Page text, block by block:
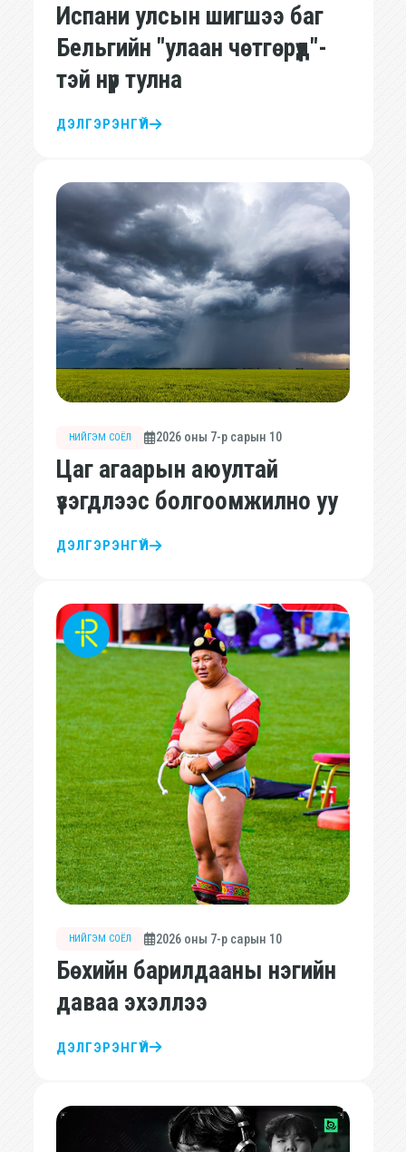
Испани улсын шигшээ баг
Бельгийн "улаан чөтгөрүүд"-
тэй нүүр тулна
ДЭЛГЭРЭНГҮЙ
НИЙГЭМ СОЁЛ 2026 оны 7-р сарын 10
Цаг агаарын аюултай
үзэгдлээс болгоомжилно уу
ДЭЛГЭРЭНГҮЙ
НИЙГЭМ СОЁЛ 2026 оны 7-р сарын 10
Бөхийн барилдааны нэгийн
даваа эхэллээ
ДЭЛГЭРЭНГҮЙ